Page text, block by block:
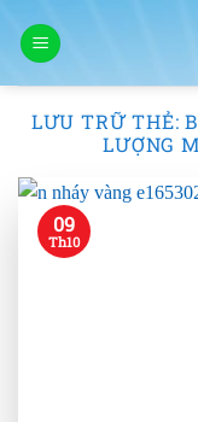
qua
LƯU TRỮ THẺ:
LƯỢNG
09
Th10